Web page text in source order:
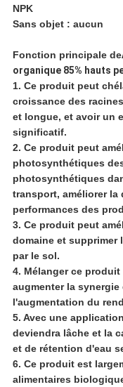
NPK
Sans objet : aucun
Fonction principale de
organique 85% hauts
1. Ce produit peut
croissance des
et longue, et avoir un
significatif.
2. Ce produit peut
photosynthétiques
photosynthétiques
transport, améliorer la
performances des
3. Ce produit peut
domaine et supprimer
par le sol.
4. Mélanger ce
augmenter la
l'augmentation du
5. Avec une
deviendra lâche et la
et de rétention d'eau
6. Ce produit est
alimentaires